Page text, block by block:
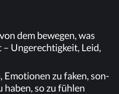
dem be­we­gen, was
Un­ge­rech­tig­keit, Leid,
Emo­tio­nen zu faken, son­
ha­ben, so zu füh­len